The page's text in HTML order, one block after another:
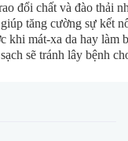
đổi chất và đào thải
tăng cường sự kết
khi mát-xa da hay làm
sẽ tránh lây bệnh